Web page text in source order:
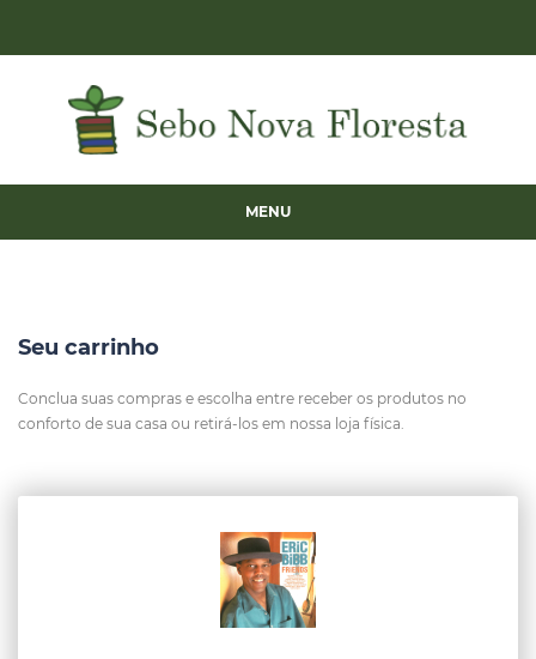
MENU
Seu carrinho
Conclua suas compras e escolha entre receber os produtos no
conforto de sua casa ou retirá-los em nossa loja física.